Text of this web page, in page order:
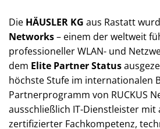
Die HÄUSLER KG aus Rastatt
Networks– einem der weltweit
professioneller WLAN- und
dem Elite Partner Status
höchste Stufe im internationalen
Partnerprogramm von RUCKUS
ausschließlich IT-Dienstleister mit
zertifizierter Fachkompetenz,